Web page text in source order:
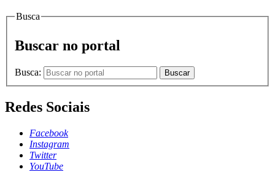
Busca
Buscar no portal
Busca: Buscar
Redes Sociais
Facebook
Instagram
Twitter
YouTube